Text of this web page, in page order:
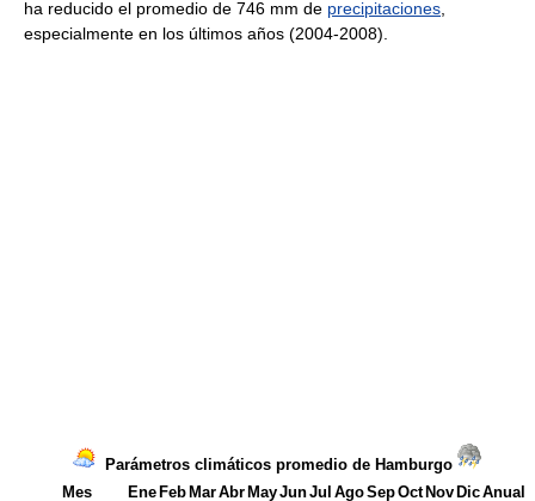
ha reducido el promedio de 746 mm de precipitaciones
especialmente en los últimos años (2004-2008).
Parámetros climáticos promedio de Hamburgo
Mes
Ene Feb MarAbr MayJunJul AgoSepOct Nov DicAnual